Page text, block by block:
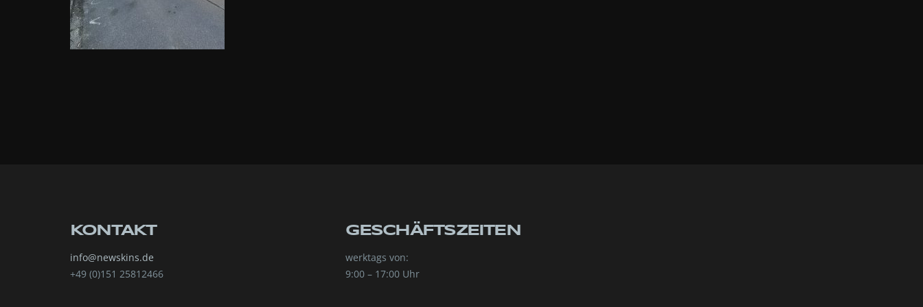
KONTAKT
info@newskins.de
+49 (0)151 25812466
GESCHÄFTSZEITEN
werktags von:
9:00 – 17:00 Uhr